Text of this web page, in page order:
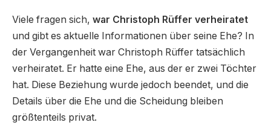
Viele fragen sich, war Christoph Rüffer verheiratet
und gibt es aktuelle Informationen über seine Ehe? In
der Vergangenheit war Christoph Rüffer tatsächlich
verheiratet. Er hatte eine Ehe, aus der er zwei Töchter
hat. Diese Beziehung wurde jedoch beendet, und die
Details über die Ehe und die Scheidung bleiben
größtenteils privat.